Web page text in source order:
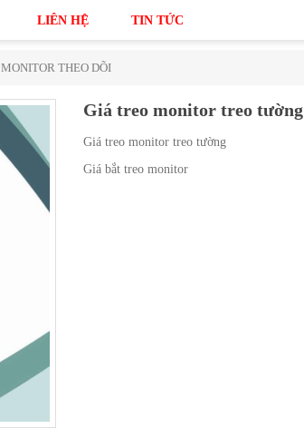
LIÊN HỆ TIN TỨC
MONITOR THEO DÕI
Giá treo monitor treo tường
Giá treo monitor treo tường
Giá bắt treo monitor